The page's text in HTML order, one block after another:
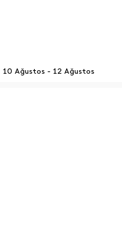
10 Ağustos - 12 Ağustos